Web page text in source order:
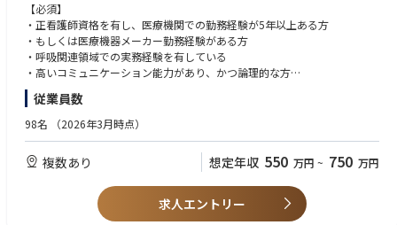
【必須】
・正看護師資格を有し、医療機関での勤務経験が5年以上ある方
・もしくは医療機器メーカー勤務経験がある方
・呼吸関連領域での実務経験を有している
・高いコミュニケーション能力があり、かつ論理的な方
・医学知識の学習意欲が高い方
・Office（Word、Excel、PowerPoint）などのPCスキルを有している方
・普通自動車第1種免許保持 （ペーパードライバーではなく運転ができる
【尚可】
・クリティカルケア認定看護、呼吸器疾患看護認定看護の資格を有してい
・ICUや救急部門、呼吸器内科病棟、RST等での実務経験を有している
従業員数
98名 （2026年3月時点）
複数あり 想定年収 550 万円 ~ 750 万円
求人エントリー